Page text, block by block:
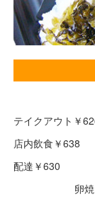
テイクアウト￥
店内飲食￥638
配達￥630
卵